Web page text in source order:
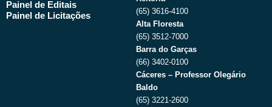
Painel de Editais
Painel de Licitações
(65) 3616-4100
Alta Floresta
(65) 3512-7000
Barra do Garças
(66) 3402-0100
Cáceres – Professor Olegário
Baldo
(65) 3221-2600